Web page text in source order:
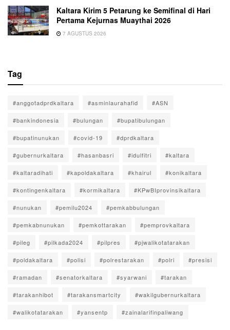
Kaltara Kirim 5 Petarung ke Semifinal di Hari
Pertama Kejurnas Muaythai 2026
7 AGUSTUS 2026
Tag
#anggotadprdkaltara #asminlaurahafid #ASN
#bankindonesia #bulungan #bupatibulungan
#bupatinunukan #covid-19 #dprdkaltara
#gubernurkaltara #hasanbasri #idulfitri #kaltara
#kaltaradihati #kapoldakaltara #khairul #konikaltara
#kontingenkaltara #kormikaltara #KPwBIprovinsikaltara
#nunukan #pemilu2024 #pemkabbulungan
#pemkabnunukan #pemkottarakan #pemprovkaltara
#pileg #pilkada2024 #pilpres #pjwalikotatarakan
#poldakaltara #polisi #polrestarakan #polri #presisi
#ramadan #senatorkaltara #syarwani #tarakan
#tarakanhibot #tarakansmartcity #wakilgubernurkaltara
#walikotatarakan #yansentp #zainalarifinpaliwang